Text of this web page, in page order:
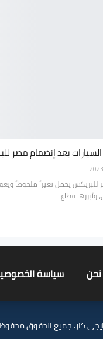
بعد إنضمام مصر
للبريكس يحمل تغيراً ملحوظاً
وأبرزها قطاع…
سياسة